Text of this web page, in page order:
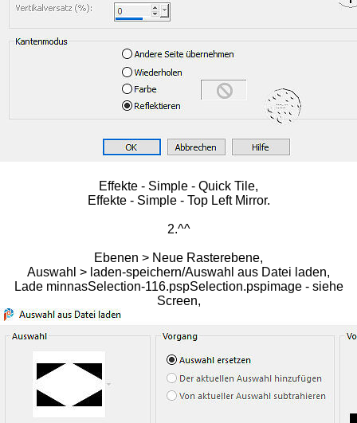
Effekte - Simple - Quick Tile,
Effekte - Simple - Top Left Mirror.
2.^^
Ebenen > Neue Rasterebene,
Auswahl > laden-speichern/Auswahl aus Datei laden,
Lade minnasSelection-116.pspSelection.pspimage - siehe
Screen,